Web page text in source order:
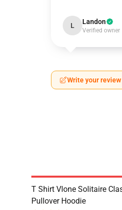
L Landon
Verified owner
Write your review
T Shirt Vlone Solitaire
Pullover Hoodie